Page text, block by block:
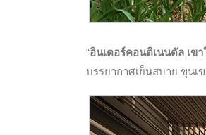
“อินเตอร์คอนติเนนตัล เข
บรรยากาศเย็นสบาย ขุนเ